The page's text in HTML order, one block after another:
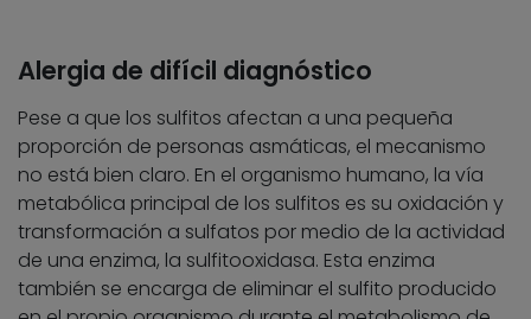
Alergia de difícil diagnóstico
Pese a que los sulfitos afectan a una pequeña
proporción de personas asmáticas, el mecanismo
no está bien claro. En el organismo humano, la vía
metabólica principal de los sulfitos es su oxidación y
transformación a sulfatos por medio de la actividad
de una enzima, la sulfitooxidasa. Esta enzima
también se encarga de eliminar el sulfito producido